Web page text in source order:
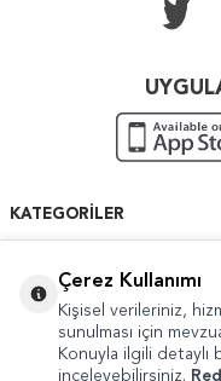
KATEGORILER
HIZLI ERIŞIM
Çerez Kullanımı
Kişisel verileriniz,
sunulması için
Konuyla ilgili detaylı
inceleyebilirsiniz.